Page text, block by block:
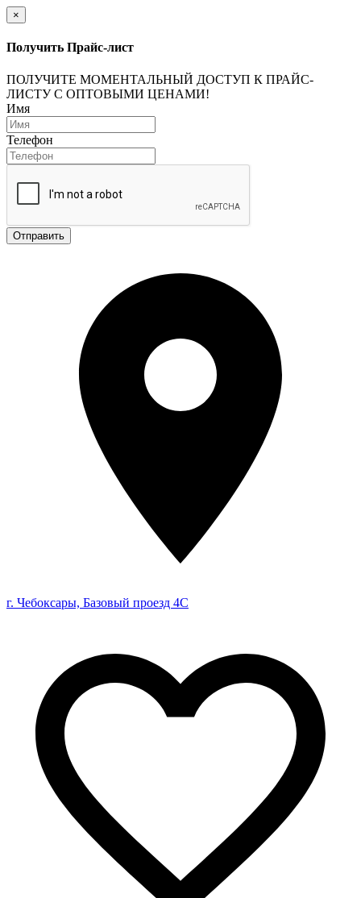
×
Получить Прайс-лист
ПОЛУЧИТЕ МОМЕНТАЛЬНЫЙ ДОСТУП К ПРАЙС-
ЛИСТУ С ОПТОВЫМИ ЦЕНАМИ!
Имя
Телефон
Отправить
г. Чебоксары, Базовый проезд 4С